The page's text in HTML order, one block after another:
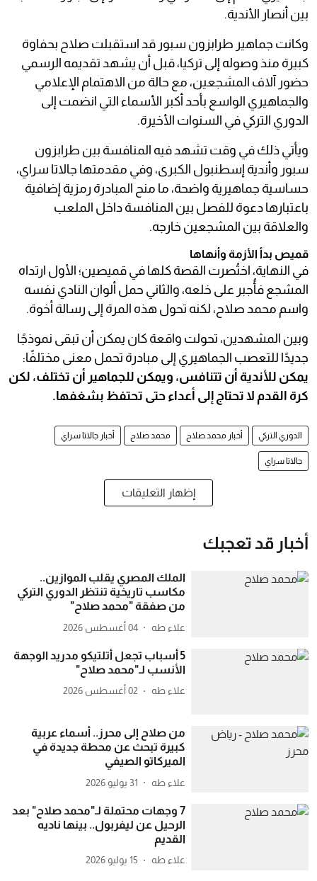
بين أنصار الأندية.
وكانت جماهير طرابزون سبور قد استقبلت صلاح بحفاوة
كبيرة منذ وصوله إلى تركيا، قبل أن يشهد تقديمه الرسمي
حضور آلاف المشجعين، مع حالة من الاهتمام الإعلامي
والجماهيري الواسع بأحد أكبر الأسماء التي انضمت إلى
الدوري التركي في السنوات الأخيرة.
ويأتي ذلك في وقت تشهد فيه المنافسة بين طرابزون
سبور وأندية إسطنبول الكبرى، وفي مقدمتها جالاتا سراي،
حساسية جماهيرية واضحة، ما منح المبادرة رمزية إضافية
باعتبارها دعوة للفصل بين المنافسة داخل الملعب
والعلاقة بين المشجعين خارجه.
قميص بدأ الأزمة وأنهاها
في النهاية، اختُصرت القصة كلها في قميصين؛ الأول ارتداه
المشجع فأُجبر على خلعه، والثاني حمل ألوان النادي نفسه
واسم محمد صلاح، لكنه تحول هذه المرة إلى رسالة أخوة.
وبين المشهدين، تحولت واقعة كان يمكن أن تبقى نموذجًا
جديدًا للتعصب الجماهيري إلى مبادرة تحمل معنى مختلفًا:
يمكن للأندية أن تتنافس، ويمكن للجماهير أن تختلف، لكن
كرة القدم لا تحتاج إلى أعداء حتى تحتفظ بشغفها.
الدوري التركي أخبار محمد صلاح محمد صلاح أخبار جالاتا سراي
جالاتا سراي
إظهار التعليقات
أخبار قد تعجبك
الملك المصري يقلب الموازين..
مكاسب تاريخية تنتظر الدوري التركي
من صفقة "محمد صلاح"
علاء طه 04 أغسطس 2026
5 أسباب تجعل أتلتيكو مدريد الوجهة
الأنسب لـ"محمد صلاح"
علاء طه 02 أغسطس 2026
من صلاح إلى محرز.. أسماء عربية
كبيرة تبحث عن محطة جديدة في
الميركاتو الصيفي
علاء طه 31 يوليو 2026
7 وجهات محتملة لـ"محمد صلاح" بعد
الرحيل عن ليفربول.. بينها ناديه
القديم
علاء طه 15 يوليو 2026